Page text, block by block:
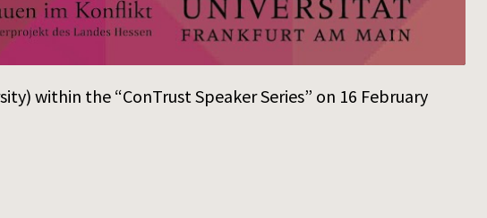
within the “ConTrust Speaker Series” on 16 February